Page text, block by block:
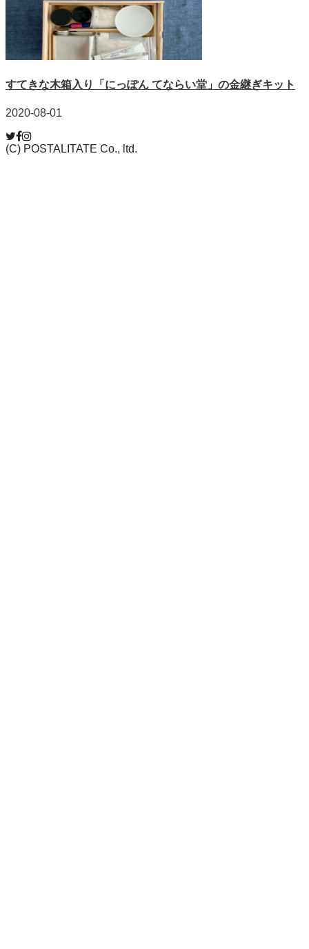
すてきな木箱入り「にっぽん てならい堂」の金継ぎキット
2020-08-01
(C) POSTALITATE Co., ltd.